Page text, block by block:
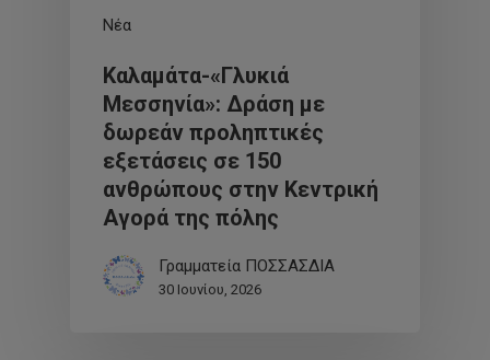
Νέα
Καλαμάτα-«Γλυκιά
Μεσσηνία»: Δράση με
δωρεάν προληπτικές
εξετάσεις σε 150
ανθρώπους στην Κεντρική
Αγορά της πόλης
Γραμματεία ΠΟΣΣΑΣΔΙΑ
30 Ιουνίου, 2026